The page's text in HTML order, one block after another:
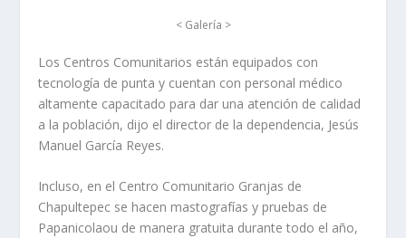
< Galería >
Los Centros Comunitarios están equipados con
tecnología de punta y cuentan con personal médico
altamente capacitado para dar una atención de calidad
a la población, dijo el director de la dependencia, Jesús
Manuel García Reyes.
Incluso, en el Centro Comunitario Granjas de
Chapultepec se hacen mastografías y pruebas de
Papanicolaou de manera gratuita durante todo el año,